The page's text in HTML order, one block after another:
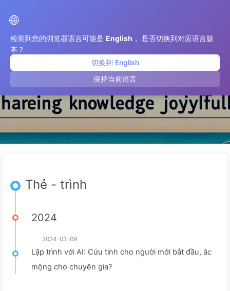
🌐
检测到您的浏览器语言可能是 English ， 是否切换到对应语言版
本？
切换到 English
保持当前语言
trình
Thẻ - trình
2024
2024-03-09
Lập trình với AI: Cứu tinh cho người mới bắt đầu, ác
mộng cho chuyên gia?